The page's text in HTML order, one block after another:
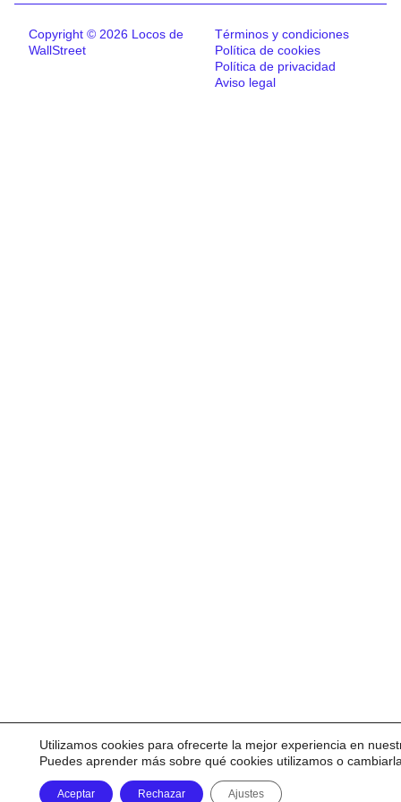
Copyright © 2026 Locos de
WallStreet
Términos y condiciones
Política de cookies
Política de privacidad
Aviso legal
Utilizamos cookies para ofrecerte la mejor experiencia en
Puedes aprender más sobre qué cookies utilizamos o
Aceptar Rechazar Ajustes